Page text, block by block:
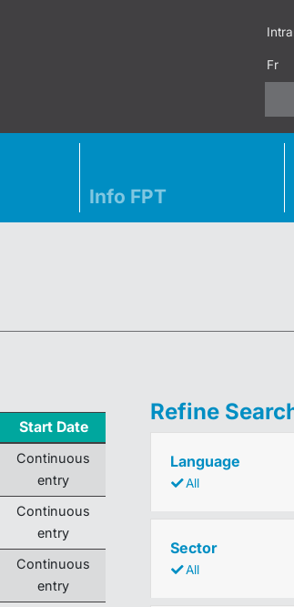
Fr
Info FPT
Start Date
Continuous
entry
Continuous
entry
Continuous
entry
Refine
Language
All
Sector
All